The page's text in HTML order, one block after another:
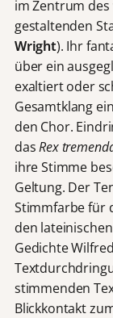
im Zentrum
gestaltenden
Wright). Ihr
über ein
exaltiert oder
Gesamtklang
den Chor.
dasRex
ihre Stimme
Geltung. Der
Stimmfarbe für
den
Gedichte
stimmenden
Blickkontakt